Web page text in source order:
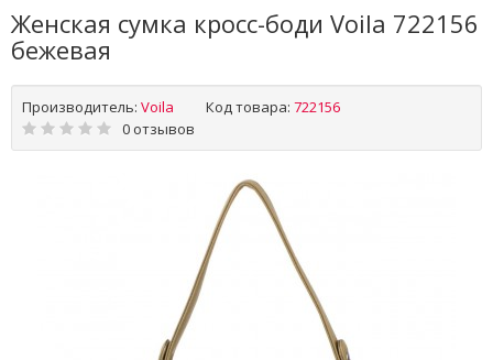
Женская сумка кросс-боди Voila 722156
бежевая
Производитель: Voila Код товара: 722156
0 отзывов